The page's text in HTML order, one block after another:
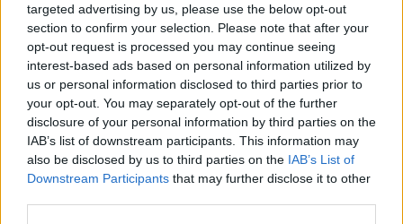
targeted advertising by us, please use the below opt-out
section to confirm your selection. Please note that after your
opt-out request is processed you may continue seeing
interest-based ads based on personal information utilized by
us or personal information disclosed to third parties prior to
your opt-out. You may separately opt-out of the further
disclosure of your personal information by third parties on the
IAB’s list of downstream participants. This information may
also be disclosed by us to third parties on the IAB’s List of
Downstream Participants that may further disclose it to other
En 7/10/2024 a las 7:38,anlimo69 dijo:
Respecto a que pueda o no pueda influir en la intensidad
de los faros matrix, es una leyenda urbana? o me han
querido meter algo de miedo jejeje
Eso que te han contado es un completo disparate. Esas cámaras
sólo llevan tres cables básicos: KL31 (masa), KL15 (alimentación
bajo contacto) y KL30 (bateria permanente).
Como dice valderaduey también se pueden montar con un